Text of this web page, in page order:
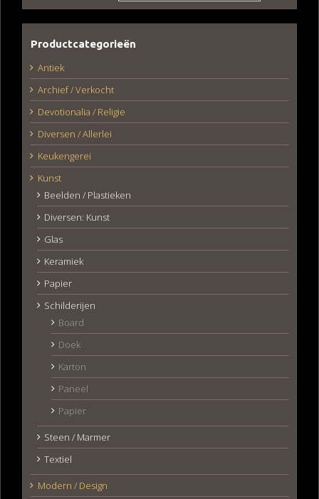
Productcategorieën
Antiek
Archief / Verkocht
Devotionalia / Religie
Diversen / Allerlei
Keukengerei
Kunst
Beelden / Plastieken
Diversen: Kunst
Glas
Keramiek
Papier
Schilderijen
Board
Doek
Karton
Paneel
Papier
Steen / Marmer
Textiel
Modern / Design